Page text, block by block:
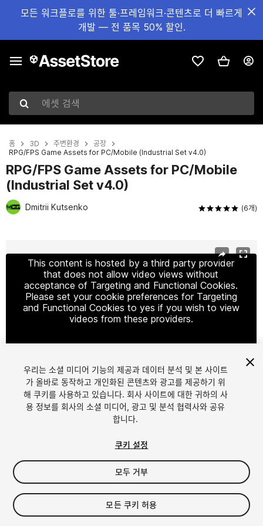
모든 워크플로를 위한 툴·프레임워크·콘텐츠로 더 빠르게
개발 — 전 품목 50% 할인.
에셋 검색
홈 3D 주변환경
공장
RPG/FPS Game Assets for PC/Mobile (Industrial Set v4.0)
RPG/FPS Game Assets for PC/Mobile
(Industrial Set v4.0)
Dmitrii Kutsenko (6개)
This content is hosted by a third party provider
that does not allow video views without
acceptance of Targeting and Functional Cookies.
Please set your cookie preferences for Targeting
and Functional Cookies to yes if you wish to view
videos from these providers.
Cookie Settings
1/33
$29
세금/부가세는 결제 시 반영됩니다.
우리는 소셜 미디어 기능의 제공과 데이터 분석 및 본 사이트
가 올바로 동작하고 개인화된 콘텐츠와 광고를 제공하기 위
해 쿠키를 사용하고 있습니다. 회사 사이트에 대한 귀하의 사
용 정보를 회사의 소셜 미디어, 광고 및 분석 협력사와 공유
합니다.
쿠키 설정
모두 거부
모든 쿠키 허용